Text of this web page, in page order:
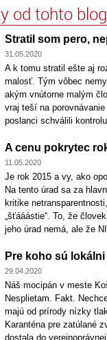
od tohto
Stratil som pero,
31.05.2020
A k tomu stratil ešte aj
malosť. Tým vôbec
akým vnútorne malým
vraj teší na
poslanci schválili
A cenu pokrytec
11.05.2020
Je rok 2015 a vy, ako
Na tento úrad sa za
kritike
„šťááástie“. To, že
jeho úrad nemá, ale že
Pre koho sú
29.04.2020
Náš mocipán v meste
Nesplietam. Fakt.
majú od prírody nízky
Karanténa pre zatúlané
dostala do